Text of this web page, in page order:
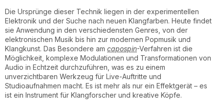
Die Ursprünge dieser Technik liegen in der experimentellen
Elektronik und der Suche nach neuen Klangfarben. Heute findet
sie Anwendung in den verschiedensten Genres, von der
elektronischen Musik bis hin zur modernen Popmusik und
Klangkunst. Das Besondere am capospin-Verfahren ist die
Möglichkeit, komplexe Modulationen und Transformationen von
Audio in Echtzeit durchzuführen, was es zu einem
unverzichtbaren Werkzeug für Live-Auftritte und
Studioaufnahmen macht. Es ist mehr als nur ein Effektgerät – es
ist ein Instrument für Klangforscher und kreative Köpfe.